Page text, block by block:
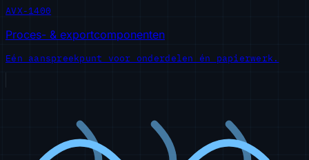
AVX-1400
Proces- & exportcomponenten
Eén aanspreekpunt voor onderdelen én papierwerk.